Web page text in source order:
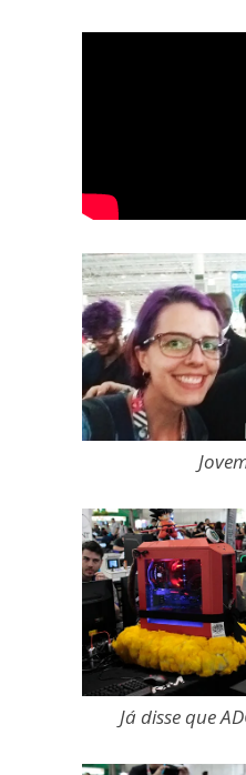
Já disse que